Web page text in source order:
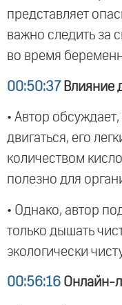
представляет
важно следить за
во время
00:50:37 Влияние
• Автор
двигаться, его
количеством
полезно для
• Однако, автор
только дышать
экологически
00:56:16 Онлайн-